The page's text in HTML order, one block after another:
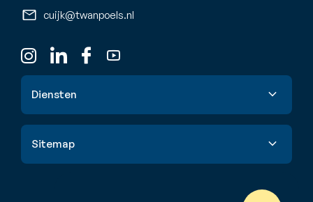
cuijk@twanpoels.nl
Diensten
Sitemap